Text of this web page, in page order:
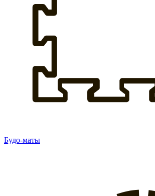
Будо-маты